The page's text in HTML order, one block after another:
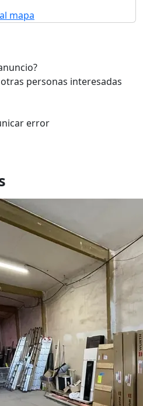
mapa
personas interesadas
error